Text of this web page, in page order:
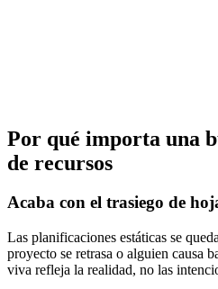
Por qué importa una
de recursos
Acaba con el trasiego de
Las planificaciones estáticas se
proyecto se retrasa o alguien causa
viva refleja la realidad, no las